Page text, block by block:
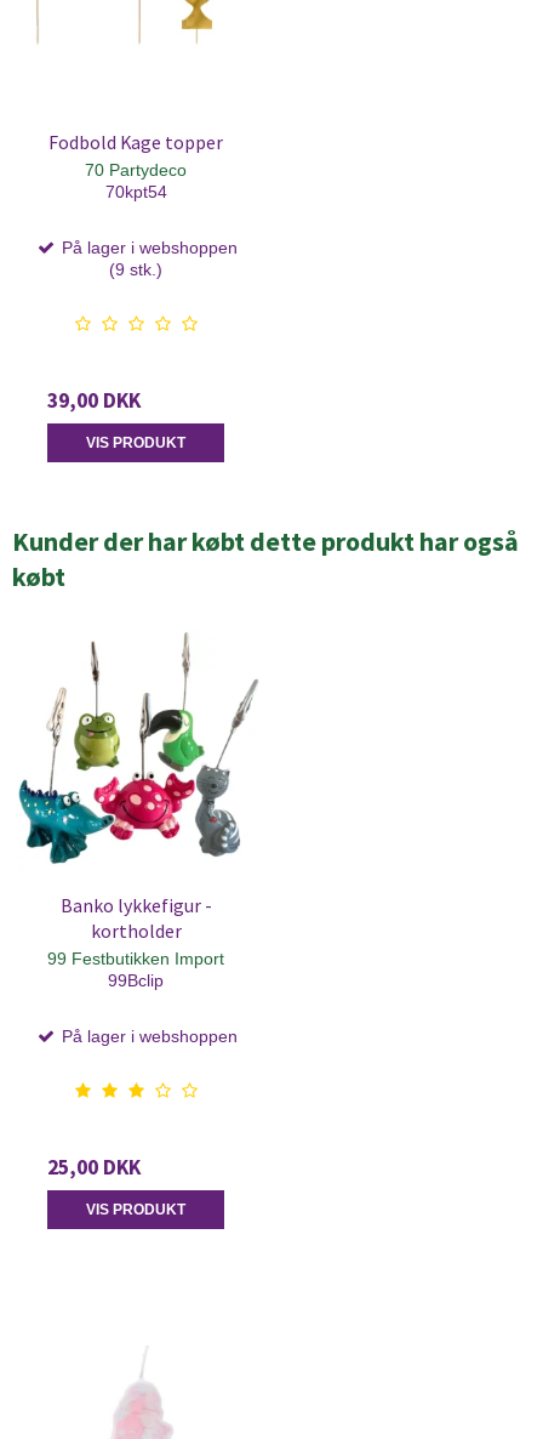
Fodbold Kage topper
70 Partydeco
70kpt54
På lager i webshoppen
(9 stk.)
39,00 DKK
VIS PRODUKT
Kunder der har købt dette produkt har også
købt
Banko lykkefigur -
kortholder
99 Festbutikken Import
99Bclip
På lager i webshoppen
25,00 DKK
VIS PRODUKT